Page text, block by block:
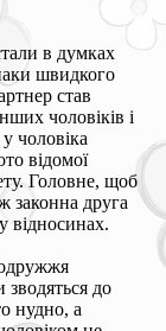
в думках
швидкого
став
чоловіків і
чоловіка
відомої
Головне, щоб
законна друга
відносинах.
до
нудно, а